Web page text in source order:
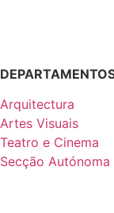
Arquitectura
Artes Visuais
Teatro e Cinema
Secção